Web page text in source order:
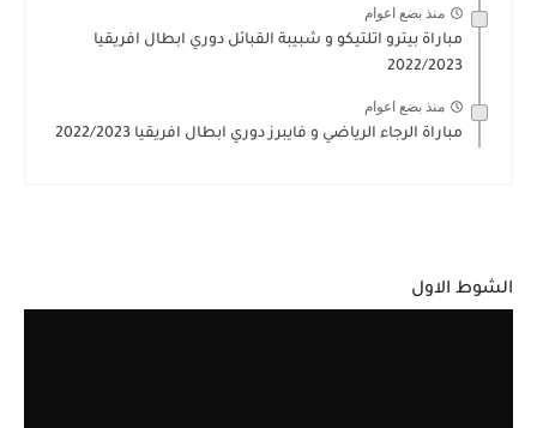
منذ بضع اعوام
مباراة بيترو اتلتيكو و شبيبة القبائل دوري ابطال افريقيا
2022/2023
منذ بضع اعوام
مباراة الرجاء الرياضي و فايبرز دوري ابطال افريقيا 2022/2023
الشوط الاول